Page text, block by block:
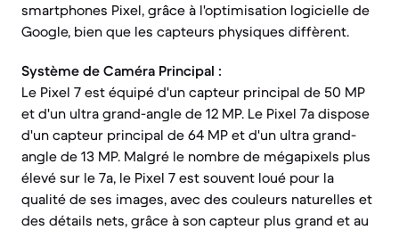
smartphones Pixel, grâce à l'optimisation logicielle de
Google, bien que les capteurs physiques diffèrent.
Système de Caméra Principal :
Le Pixel 7 est équipé d'un capteur principal de 50 MP
et d'un ultra grand-angle de 12 MP. Le Pixel 7a dispose
d'un capteur principal de 64 MP et d'un ultra grand-
angle de 13 MP. Malgré le nombre de mégapixels plus
élevé sur le 7a, le Pixel 7 est souvent loué pour la
qualité de ses images, avec des couleurs naturelles et
des détails nets, grâce à son capteur plus grand et au